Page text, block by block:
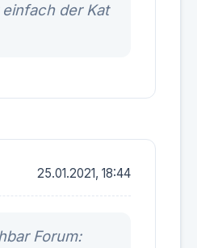
der Kat
25.01.2021, 18:44
Forum: